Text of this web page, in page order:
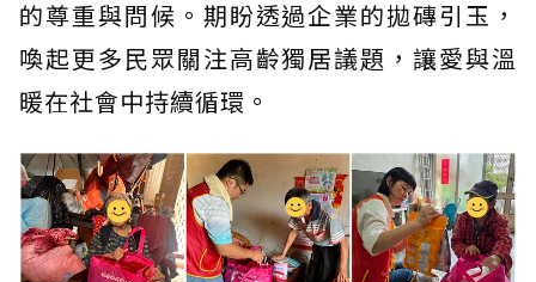
的尊重與問候。期盼透過企業的拋磚引玉，
喚起更多民眾關注高齡獨居議題，讓愛與溫
暖在社會中持續循環。